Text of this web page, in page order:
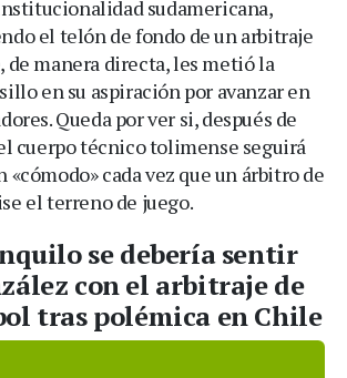
sudamericana,
el telón de fondo de un arbitraje
de manera directa, les metió la
en su aspiración por avanzar en
Queda por ver si, después de
cuerpo técnico tolimense seguirá
cada vez que un árbitro de
el terreno de juego.
se debería sentir
con el arbitraje de
tras polémica en Chile